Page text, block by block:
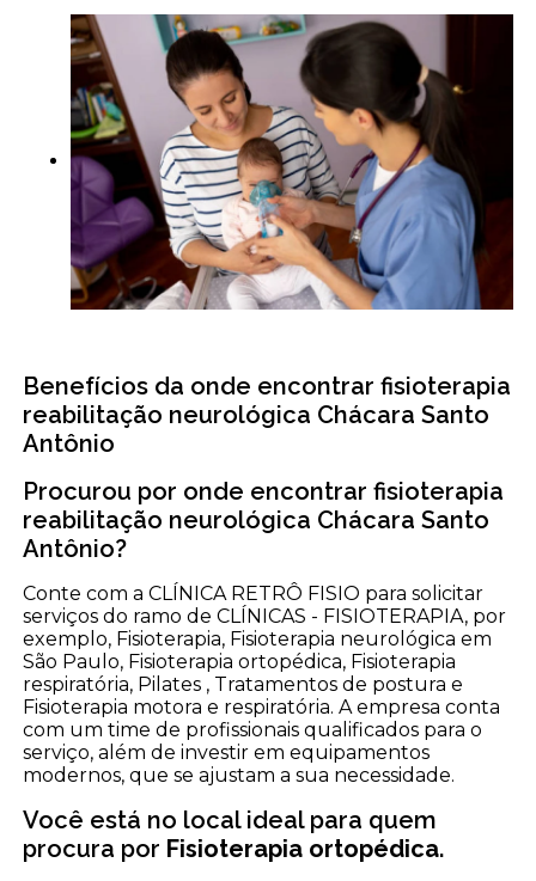
Benefícios da onde encontrar fisioterapia
reabilitação neurológica Chácara Santo
Antônio
Procurou por onde encontrar fisioterapia
reabilitação neurológica Chácara Santo
Antônio?
Conte com a CLÍNICA RETRÔ FISIO para solicitar
serviços do ramo de CLÍNICAS - FISIOTERAPIA, por
exemplo, Fisioterapia, Fisioterapia neurológica em
São Paulo, Fisioterapia ortopédica, Fisioterapia
respiratória, Pilates , Tratamentos de postura e
Fisioterapia motora e respiratória. A empresa conta
com um time de profissionais qualificados para o
serviço, além de investir em equipamentos
modernos, que se ajustam a sua necessidade.
Você está no local ideal para quem
procura por Fisioterapia ortopédica.